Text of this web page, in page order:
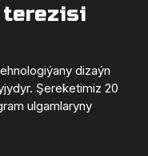
terezisi
dizaýn
Şereketimiz 20
ulgamlaryny